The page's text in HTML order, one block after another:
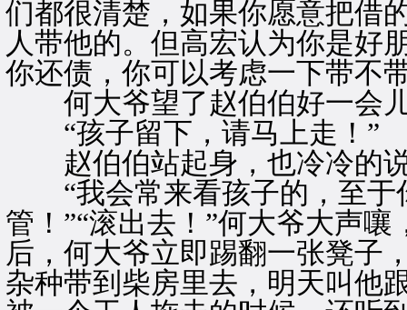
们都很清楚，如果你愿意把借
人带他的。但高宏认为你是好
你还债，你可以考虑一下带不
何大爷望了赵伯伯好一会儿
“孩子留下，请马上走！”
赵伯伯站起身，也冷冷的
“我会常来看孩子的，至于
管！”“滚出去！”何大爷大声
后，何大爷立即踢翻一张凳子
杂种带到柴房里去，明天叫他